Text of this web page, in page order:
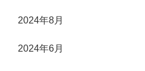
2024年8月
2024年6月